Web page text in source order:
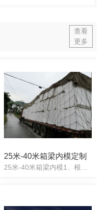
查看
更多
25米-40米箱梁内模定制
25米-40米箱梁内模1、根据图纸任意定制：任意形状均可定制，产品制造出来误差度2cm。2、施工方便快捷：梁两头一次性浇筑成型，不用取出，不用辅助器械。3、抗震抗压性强：实心材质能承受混凝土压力不.....